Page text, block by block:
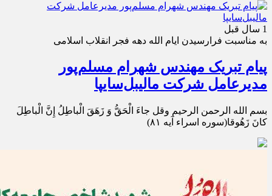
1 سال قبل
به مناسبت فرارسیدن ایام الله دهه فجر‌ انقلاب اسلامی
پیام تبریک مهندس شهرام مسلم‌پور
مدیرعامل شرکت مالیبل‌سایپا
بسم الله الرحمن الرحیم وقل جاءَ الْحَقُّ وَ زَهَقَ الْباطِلُ إِنَّ الْباطِلَ
کانَ زَهُوقا(سوره اسراء آیه ۸۱)